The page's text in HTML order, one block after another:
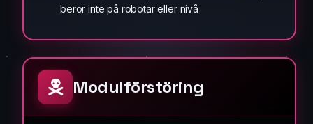
beror inte på robotar eller nivå
Modulförstöring